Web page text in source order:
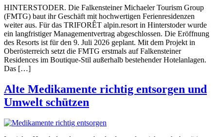
HINTERSTODER. Die Falkensteiner Michaeler Tourism Group
(FMTG) baut ihr Geschäft mit hochwertigen Ferienresidenzen
weiter aus. Für das TRIFORÊT alpin.resort in Hinterstoder wurde
ein langfristiger Managementvertrag abgeschlossen. Die Eröffnung
des Resorts ist für den 9. Juli 2026 geplant. Mit dem Projekt in
Oberösterreich setzt die FMTG erstmals auf Falkensteiner
Residences im Boutique-Stil außerhalb bestehender Hotelanlagen.
Das […]
Alte Medikamente richtig entsorgen und
Umwelt schützen